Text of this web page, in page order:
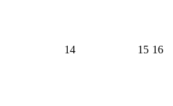
14 15 16